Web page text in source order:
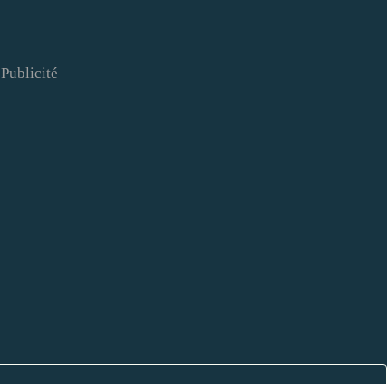
Publicité